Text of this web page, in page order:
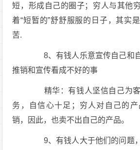
短，形成自己的圈子；穷人与其他
着“短暂的”舒舒服服的日子，其实
苦.
8、有钱人乐意宣传自己和
推销和宣传看成不好的事
精华：有钱人坚信自己为客
务，自信心十足；穷人对自己的
销，因此，也卖不出自己的产品。
9、有钱人大于他们的问题，